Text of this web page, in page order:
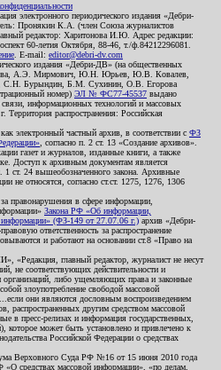
электронного периодического издания «Дебри-
Пронякин К.А. (член Союза журналистов
редактор: Харитонова И.Ю. Адрес редакции:
60-летия Октября, 88-46, т./ф.84212296081.
. E-mail: editor@debri-dv.com
издания «Дебри-ДВ» (на общественных
А.Э. Мирмович, Ю.Н. Юрьев, Ю.В. Ковалев,
Бурындин, Б.М. Сухинин, О.В. Егорова
номер) ЭЛ № ФС77-45537 выдано
информационных технологий и массовых
Территория распространения: Российская
электронный частный архив, в соответствии с ФЗ
, согласно п. 2 ст. 13 «Создание архивов».
газет и журналов, изданные книги, а также
Доступ к архивным документам является
1 ст. 24 вышеобозначенного закона. Архивные
не относятся, согласно ст.ст. 1275, 1276, 1306
правонарушения в сфере информации,
Закона РФ «Об информации,
(ФЗ-149 от 27.07.06 г.) архив «Дебри-
ответственность за распространение
и работают на основании ст.8 «Право на
«Редакция, главный редактор, журналист не несут
не соответствующих действительности и
организаций, либо ущемляющих права и законные
злоупотребление свободой массовой
они являются дословным воспроизведением
распространенных другим средством массовой
в пресс-релизах и информация государственных,
которое может быть установлено и привлечено к
Российской Федерации о средствах
Верховного Суда РФ №16 от 15 июня 2010 года
средствах массовой информации», «по делам,